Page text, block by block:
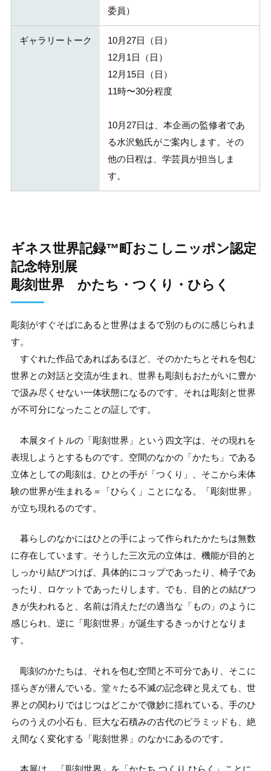
委員）
ギャラリートーク
10月27日（日）
12月1日（日）
12月15日（日）
11時〜30分程度
10月27日は、本企画の監修者であ
る水沢勉氏がご案内します。その
他の日程は、学芸員が担当しま
す。
ギネス世界記録™️町おこしニッポン認定
記念特別展
彫刻世界 かたち・つくり・ひらく
彫刻がすぐそばにあると世界はまるで別のものに感じられま
す。
すぐれた作品であればあるほど、そのかたちとそれを包む
世界との対話と交流が生まれ、世界も彫刻もおたがいに豊か
で汲み尽くせない一体状態になるのです。それは彫刻と世界
が不可分になったことの証しです。
本展タイトルの「彫刻世界」という四文字は、その現れを
表現しようとするものです。空間のなかの「かたち」である
立体としての彫刻は、ひとの手が「つくり」、そこから未体
験の世界が生まれる＝「ひらく」ことになる。「彫刻世界」
が立ち現れるのです。
暮らしのなかにはひとの手によって作られたかたちは無数
に存在しています。そうした三次元の立体は、機能が目的と
しっかり結びつけば、具体的にコップであったり、椅子であ
ったり、ロケットであったりします。でも、目的との結びつ
きが失われると、名前は消えただの適当な「もの」のように
感じられ、逆に「彫刻世界」が誕生するきっかけとなりま
す。
彫刻のかたちは、それを包む空間と不可分であり、そこに
揺らぎが潜んでいる。堂々たる不滅の記念碑と見えても、世
界との関わりではじつはどこかで微妙に揺れている。手のひ
らのうえの小石も、巨大な石積みの古代のピラミッドも、絶
え間なく変化する「彫刻世界」のなかにあるのです。